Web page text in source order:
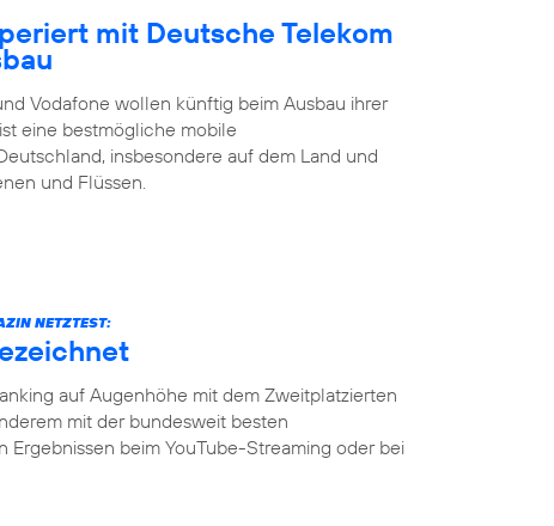
mit Deutsche Telekom
Vodafone wollen künftig beim Ausbau ihrer
eine bestmögliche mobile
insbesondere auf dem Land und
und Flüssen.
NETZTEST:
auf Augenhöhe mit dem Zweitplatzierten
mit der bundesweit besten
beim YouTube-Streaming oder bei